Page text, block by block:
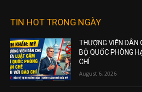
TIN HOT TRONG NGÀY
THƯỢNG VIỆN DÂN
BỘ QUỐC PHÒNG
CHÍ
August 6, 2026